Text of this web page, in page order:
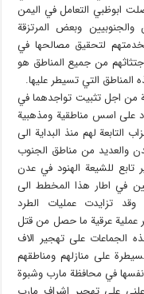
فضلت ابوظبي التعامل في اليمن
وبعض المرتزقة
لتحقيق مصالحها في
من جميع المناطق هو
المناطق التي تسيطر عليها.
من اجل تثبيت تواجدهما في
على اسس مناطقية ومذهبية
التابعة لهم منذ البداية الى
والعديد من مناطق الجنوب
للشيعة الهنود في عدن
في اطار هذا المخطط الى
وقد تزايدت عمليات الطرد
عملية عرقية ما حصل من قتل
الجماعات على تهجير الاف
على منازلهم ومناطقهم
في محافظة مارب وشبوة